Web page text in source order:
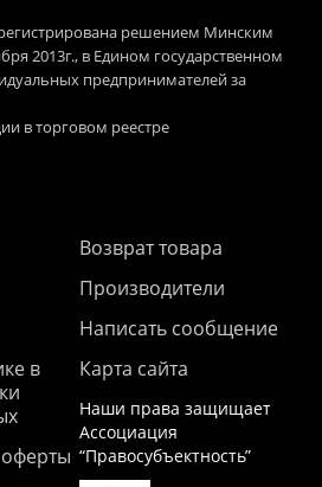
решением Минским
2013г., в Едином государственном
предпринимателей за
в торговом реестре
в
Возврат товара
Производители
Написать сообщение
Карта сайта
Наши права защищает
Ассоциация
“Правосубъектность”